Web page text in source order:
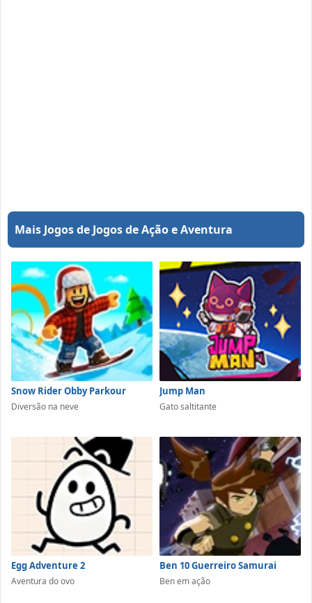
Mais Jogos de Jogos de Ação e Aventura
Snow Rider Obby Parkour
Diversão na neve
Jump Man
Gato saltitante
Egg Adventure 2
Aventura do ovo
Ben 10 Guerreiro Samurai
Ben em ação